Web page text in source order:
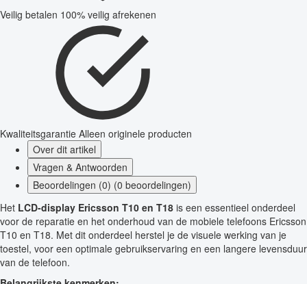
Veilig betalen 100% veilig afrekenen
Kwaliteitsgarantie Alleen originele producten
Over dit artikel
Vragen & Antwoorden
Beoordelingen (0) (0 beoordelingen)
Het LCD-display Ericsson T10 en T18 is een essentieel onderdeel
voor de reparatie en het onderhoud van de mobiele telefoons Ericsson
T10 en T18. Met dit onderdeel herstel je de visuele werking van je
toestel, voor een optimale gebruikservaring en een langere levensduur
van de telefoon.